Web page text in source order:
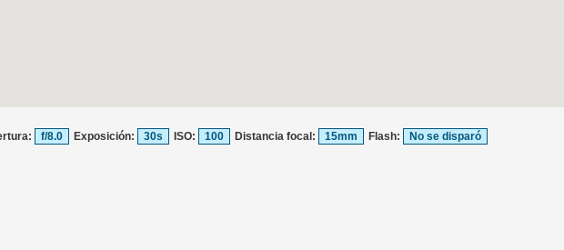
f/8.0 Exposición: 30s ISO: 100 Distancia focal: 15mm Flash: No se disparó